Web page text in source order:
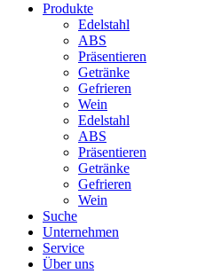
Produkte
Edelstahl
ABS
Präsentieren
Getränke
Gefrieren
Wein
Edelstahl
ABS
Präsentieren
Getränke
Gefrieren
Wein
Suche
Unternehmen
Service
Über uns